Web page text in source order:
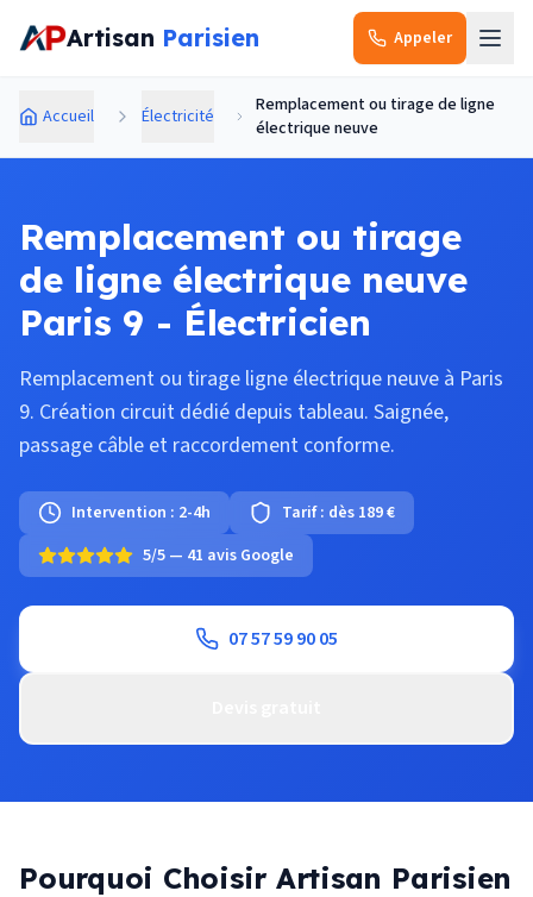
Aller au contenu principal
Artisan Parisien Appeler
Accueil Électricité
Remplacement ou tirage de ligne
électrique neuve
Remplacement ou tirage
de ligne électrique neuve
Paris 9 - Électricien
Remplacement ou tirage ligne électrique neuve à Paris
9. Création circuit dédié depuis tableau. Saignée,
passage câble et raccordement conforme.
Intervention : 2-4h Tarif : dès 189 €
5/5 — 41 avis Google
07 57 59 90 05
Pourquoi Choisir Artisan Parisien